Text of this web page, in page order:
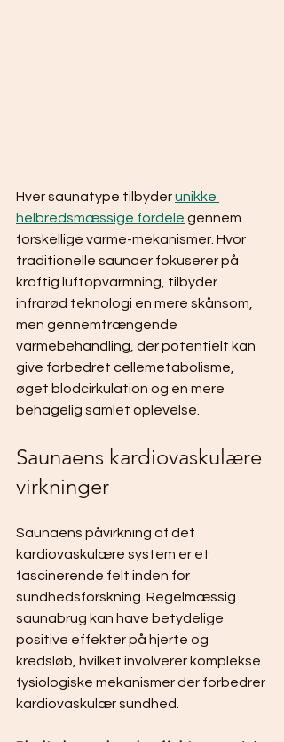
Hver saunatype tilbyder unikke
helbredsmæssige fordele gennem
forskellige varme-mekanismer. Hvor
traditionelle saunaer fokuserer på
kraftig luftopvarmning, tilbyder
infrarød teknologi en mere skånsom,
men gennemtrængende
varmebehandling, der potentielt kan
give forbedret cellemetabolisme,
øget blodcirkulation og en mere
behagelig samlet oplevelse.
Saunaens kardiovaskulære
virkninger
Saunaens påvirkning af det
kardiovaskulære system er et
fascinerende felt inden for
sundhedsforskning. Regelmæssig
saunabrug kan have betydelige
positive effekter på hjerte og
kredsløb, hvilket involverer komplekse
fysiologiske mekanismer der forbedrer
kardiovaskulær sundhed.